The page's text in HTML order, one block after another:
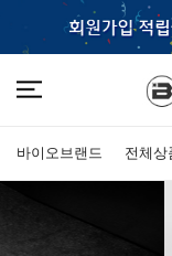
바이오브랜드 전체상